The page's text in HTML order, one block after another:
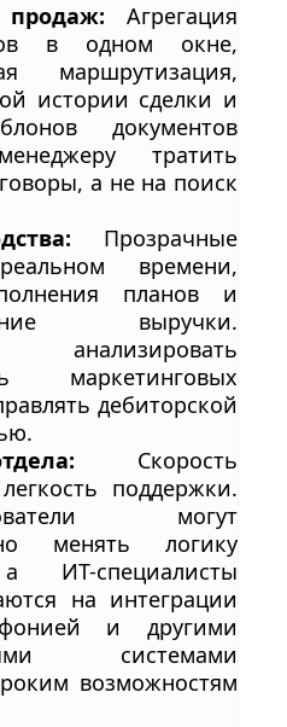
Агрегация
в одном окне,
маршрутизация,
истории сделки и
документов
тратить
а не на поиск
Прозрачные
времени,
планов и
выручки.
анализировать
маркетинговых
дебиторской
Скорость
поддержки.
могут
менять логику
ИТ-специалисты
на интеграции
и другими
системами
возможностям